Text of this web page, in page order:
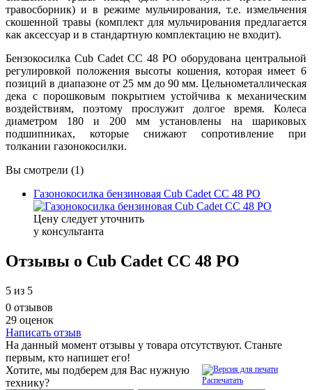
травосборник) и в режиме мульчирования, т.е. измельчения
скошенной травы (комплект для мульчирования предлагается
как аксессуар и в стандартную комплектацию не входит).
Бензокосилка Cub Cadet CC 48 PO оборудована центральной
регулировкой положения высоты кошения, которая имеет 6
позиций в диапазоне от 25 мм до 90 мм. Цельнометаллическая
дека с порошковым покрытием устойчива к механическим
воздействиям, поэтому прослужит долгое время. Колеса
диаметром 180 и 200 мм установлены на шариковых
подшипниках, которые снижают сопротивление при
толкании газонокосилки.
Вы смотрели (1)
Газонокосилка бензиновая Cub Cadet CC 48 PO
Цену следует уточнить
у консультанта
Отзывы о Cub Cadet CC 48 PO
5 из 5
0 отзывов
29 оценок
Написать отзыв
На данный момент отзывы у товара отсутствуют. Станьте
первым, кто напишет его!
Распечатать
Хотите, мы подберем для Вас нужную
технику?